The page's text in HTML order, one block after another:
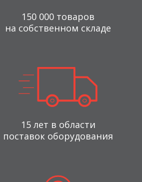
150 000 товаров
на собственном складе
15 лет в области
поставок оборудования